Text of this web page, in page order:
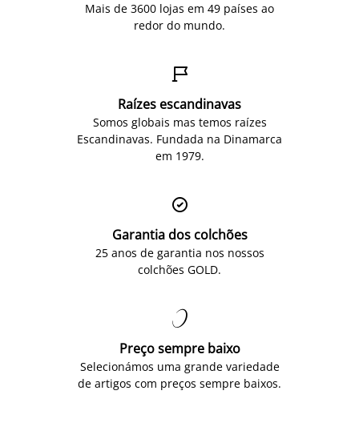
Mais de 3600 lojas em 49 países ao
redor do mundo.

Raízes escandinavas
Somos globais mas temos raízes
Escandinavas. Fundada na Dinamarca
em 1979.

Garantia dos colchões
25 anos de garantia nos nossos
colchões GOLD.

Preço sempre baixo
Selecionámos uma grande variedade
de artigos com preços sempre baixos.